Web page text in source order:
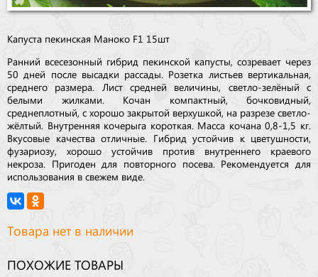
Капуста пекинская Маноко F1 15шт
Ранний всесезонный гибрид пекинской капусты, созревает через
50 дней после высадки рассады. Розетка листьев вертикальная,
среднего размера. Лист средней величины, светло-зелёный с
белыми жилками. Кочан компактный, бочковидный,
среднеплотный, с хорошо закрытой верхушкой, на разрезе светло-
жёлтый. Внутренняя кочерыга короткая. Масса кочана 0,8-1,5 кг.
Вкусовые качества отличные. Гибрид устойчив к цветушности,
фузариозу, хорошо устойчив против внутреннего краевого
некроза. Пригоден для повторного посева. Рекомендуется для
использования в свежем виде.
Товара нет в наличии
ПОХОЖИЕ ТОВАРЫ